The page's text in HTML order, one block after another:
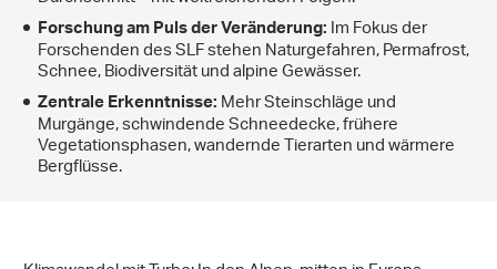
Forschung am Puls der Veränderung:Im Fokus der
Forschenden des SLF stehen Naturgefahren, Permafrost,
Schnee, Biodiversität und alpine Gewässer.
Zentrale Erkenntnisse:Mehr Steinschläge und
Murgänge, schwindende Schneedecke, frühere
Vegetationsphasen, wandernde Tierarten und wärmere
Bergflüsse.